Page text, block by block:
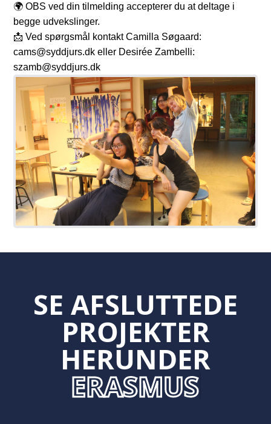
🌍 OBS ved din tilmelding accepterer du at deltage i
begge udvekslinger.
📩 Ved spørgsmål kontakt Camilla Søgaard:
cams@syddjurs.dk eller Desirée Zambelli:
szamb@syddjurs.dk
SE AFSLUTTEDE
SE AFSLUTTEDE
PROJEKTER
HERUNDER
ERASMUS+